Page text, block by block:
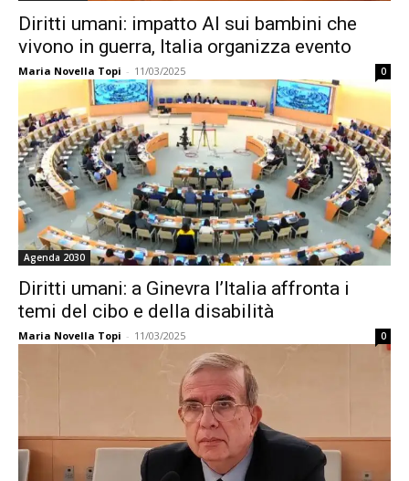
Diritti umani: impatto AI sui bambini che
vivono in guerra, Italia organizza evento
Maria Novella Topi - 11/03/2025 0
Agenda 2030
Diritti umani: a Ginevra l’Italia affronta i
temi del cibo e della disabilità
Maria Novella Topi - 11/03/2025 0